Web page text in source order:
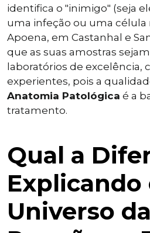
identifica o "inimigo" (seja
uma infeção ou uma célula
Apoena, em Castanhal e
que as suas amostras
laboratórios de excelência,
experientes, pois a
Anatomia Patológica é a
tratamento.
Qual a
Explicando
Universo